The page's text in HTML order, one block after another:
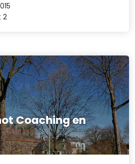
2
Coaching en